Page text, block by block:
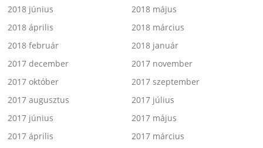
2018 június
2018 május
2018 április
2018 március
2018 február
2018 január
2017 december
2017 november
2017 október
2017 szeptember
2017 augusztus
2017 július
2017 június
2017 május
2017 április
2017 március